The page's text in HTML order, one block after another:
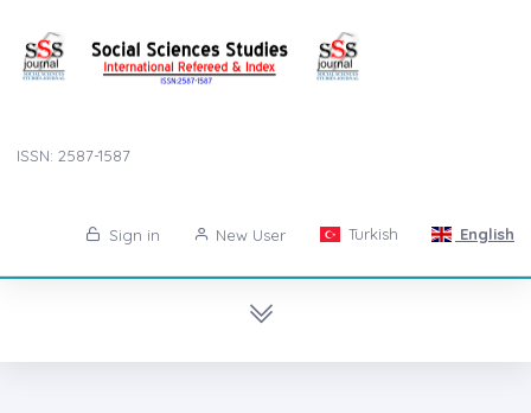
ISSN: 2587-1587
Sign in New User Turkish English